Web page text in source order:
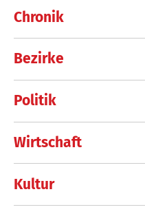
Chronik
Bezirke
Politik
Wirtschaft
Kultur